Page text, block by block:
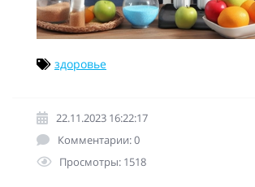
здоровье
22.11.2023 16:22:17
Комментарии: 0
Просмотры: 1518